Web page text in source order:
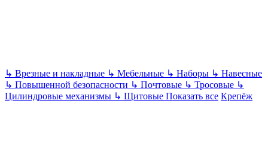
↳ Врезные и накладные ↳ Мебельные ↳ Наборы ↳ Навесные
↳ Повышенной безопасности ↳ Почтовые ↳ Тросовые ↳
Цилиндровые механизмы ↳ Щитовые Показать все Крепёж